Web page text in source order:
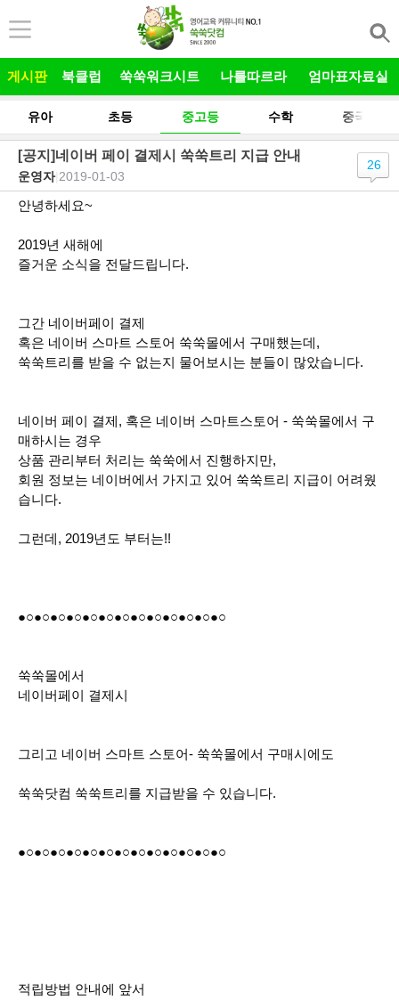
게시판 북클럽 쑥쑥워크시트 나를따르라 엄마표자료실
유아 초등 중고등 수학 중국어
[공지]네이버 페이 결제시 쑥쑥트리 지급 안내
운영자| 2019-01-03
26
안녕하세요~
2019년 새해에
즐거운 소식을 전달드립니다.
그간 네이버페이 결제
혹은 네이버 스마트 스토어 쑥쑥몰에서 구매했는데,
쑥쑥트리를 받을 수 없는지 물어보시는 분들이 많았습니다.
네이버 페이 결제, 혹은 네이버 스마트스토어 - 쑥쑥몰에서 구
매하시는 경우
상품 관리부터 처리는 쑥쑥에서 진행하지만,
회원 정보는 네이버에서 가지고 있어 쑥쑥트리 지급이 어려웠
습니다.
그런데, 2019년도 부터는!!
●○●○●○●○●○●○●○●○●○●○●○●○●○
쑥쑥몰에서
네이버페이 결제시
그리고 네이버 스마트 스토어- 쑥쑥몰에서 구매시에도
쑥쑥닷컴 쑥쑥트리를 지급받을 수 있습니다.
●○●○●○●○●○●○●○●○●○●○●○●○●○
적립방법 안내에 앞서